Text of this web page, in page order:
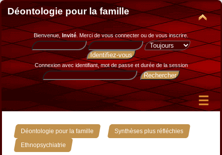
Déontologie pour la famille
Bienvenue, Invité. Merci devous connecter ou de vous inscrire.
Connexion avec identifiant, mot de passe et durée de la session
Déontologie pour la famille » Synthèses plus réfléchies »
Ethnopsychiatrie